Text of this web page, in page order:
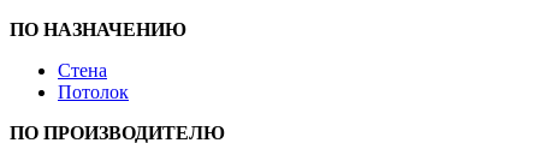
ПО НАЗНАЧЕНИЮ
Стена
Потолок
ПО ПРОИЗВОДИТЕЛЮ